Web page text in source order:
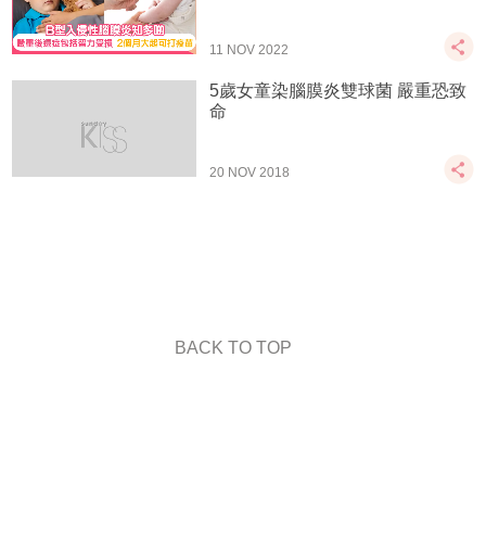
11 NOV 2022
5歲女童染腦膜炎雙球菌 嚴重恐致
命
20 NOV 2018
BACK TO TOP